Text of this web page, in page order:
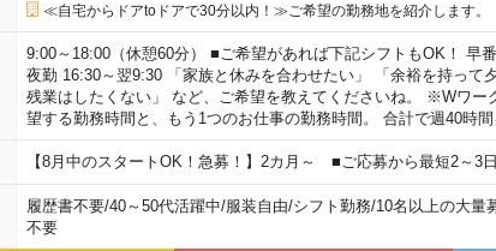
≪自宅からドアtoドアで30分以内！≫ご希望の勤務地を紹介します。
9:00～18:00（休憩60分） ■ご希望があれば下記シフトもOK！ 早
夜勤 16:30～翌9:30 「家族と休みを合わせたい」 「余裕を持って
残業はしたくない」 など、ご希望を教えてくださいね。 ※Wワー
望する勤務時間と、もう1つのお仕事の勤務時間。 合計で週40時間
【8月中のスタートOK！急募！】2カ月～ ■ご応募から最短2～3
履歴書不要/40～50代活躍中/服装自由/シフト勤務/10名以上の大量
不要